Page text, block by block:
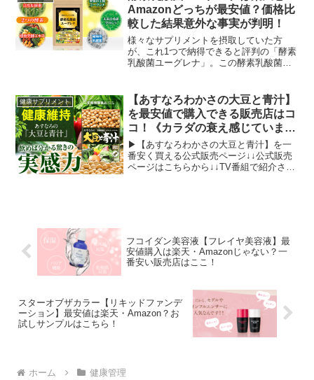
トレート300ml）なので試飲してみたいと
いう方にはピッタリですね！
Amazonどっちが最安値？価格比
較した結果意外な事実が判明！
様々なサプリメントを摂取していた方
が、これ1つで納得できると評判の「酵素
乳酸菌ユーグレナ」。この酵素乳酸菌ユ
そして「酵素乳酸菌ユーグレナ公式販売
ページ」の価格を比較...
健康サプリメント
【あすなろわかさの大豆と青汁】
を最安値で購入できる販売店はコ
コ！《カラダの衰え感じていませ
んか？》
▶【あすなろわかさの大豆と青汁】を一
番安く買える公式販売ページ↓↓公式販売
ページはこちらから↓↓TV番組で紹介され
フコイダン美容液【フレイヤ美容液】最
安値購入は楽天・Amazonじゃない？一
番安い販売店はここ！
スターオブザカラー【リキッドファンデ
ーション】最安値は楽天・Amazon？お
試しサンプルはこちら！
ホーム 健康管理